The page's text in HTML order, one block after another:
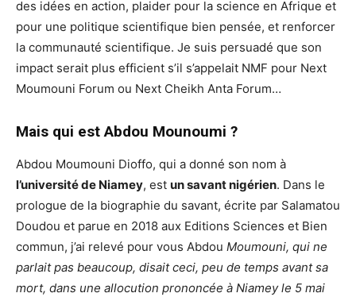
des idées en action, plaider pour la science en Afrique et
pour une politique scientifique bien pensée, et renforcer
la communauté scientifique. Je suis persuadé que son
impact serait plus efficient s’il s’appelait NMF pour Next
Moumouni Forum ou Next Cheikh Anta Forum…
Mais qui est Abdou Mounoumi ?
Abdou Moumouni Dioffo, qui a donné son nom à
l’université de Niamey, est un savant nigérien. Dans le
prologue de la biographie du savant, écrite par Salamatou
Doudou et parue en 2018 aux Editions Sciences et Bien
commun, j’ai relevé pour vous Abdou Moumouni, qui ne
parlait pas beaucoup, disait ceci, peu de temps avant sa
mort, dans une allocution prononcée à Niamey le 5 mai